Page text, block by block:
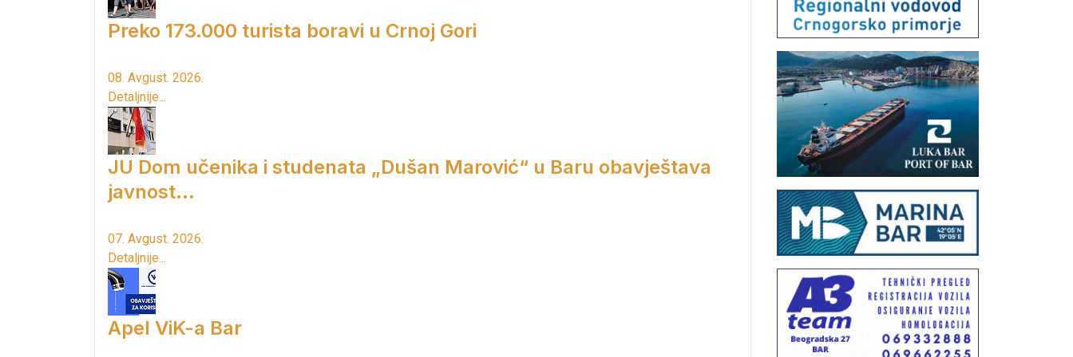
Preko 173.000 turista boravi u Crnoj Gori
08. Avgust. 2026.
Detaljnije...
JU Dom učenika i studenata „Dušan Marović“ u Baru obavještava
javnost...
07. Avgust. 2026.
Detaljnije...
Apel ViK-a Bar